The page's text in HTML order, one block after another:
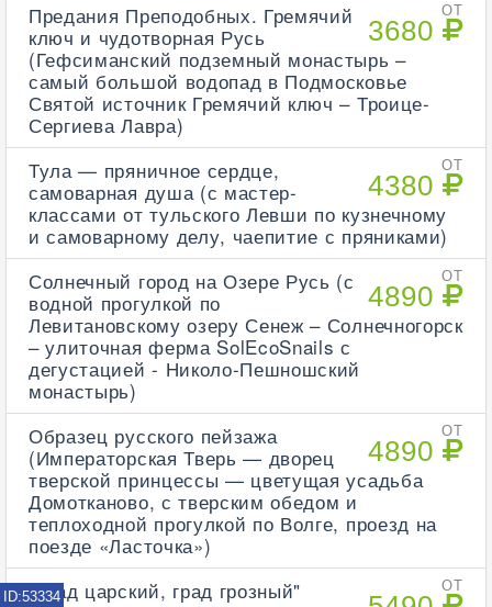
ОТ
3680
Предания Преподобных. Гремячий
ключ и чудотворная Русь
(Гефсиманский подземный монастырь –
самый большой водопад в Подмосковье
Святой источник Гремячий ключ – Троице-
Сергиева Лавра)
ОТ
4380
Тула — пряничное сердце,
самоварная душа (с мастер-
классами от тульского Левши по кузнечному
и самоварному делу, чаепитие с пряниками)
ОТ
4890
Солнечный город на Озере Русь (с
водной прогулкой по
Левитановскому озеру Сенеж – Солнечногорск
– улиточная ферма SolEcoSnails с
дегустацией - Николо-Пешношский
монастырь)
ОТ
4890
Образец русского пейзажа
(Императорская Тверь — дворец
тверской принцессы — цветущая усадьба
Домотканово, с тверским обедом и
теплоходной прогулкой по Волге, проезд на
поезде «Ласточка»)
ОТ
"Град царский, град грозный"
ID:53334